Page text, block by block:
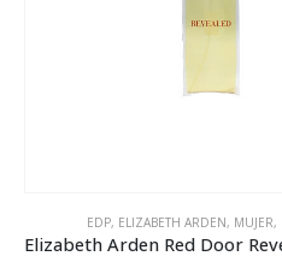
EDP, ELIZABETH ARDEN, MUJER,